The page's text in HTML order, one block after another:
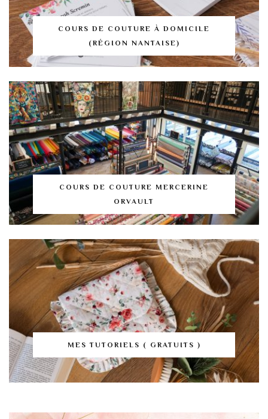
COURS DE COUTURE À DOMICILE
(RÉGION NANTAISE)
COURS DE COUTURE MERCERINE
ORVAULT
MES TUTORIELS ( GRATUITS )